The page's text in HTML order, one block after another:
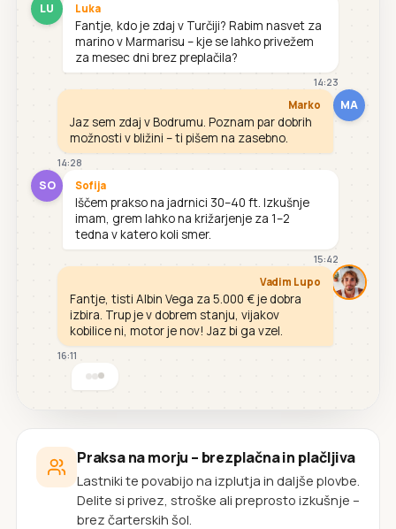
LU Luka
Fantje, kdo je zdaj v Turčiji? Rabim nasvet za
marino v Marmarisu – kje se lahko privežem
za mesec dni brez preplačila?
14:23
MA
Marko
Jaz sem zdaj v Bodrumu. Poznam par dobrih
možnosti v bližini – ti pišem na zasebno.
14:28
SO Sofija
Iščem prakso na jadrnici 30–40 ft. Izkušnje
imam, grem lahko na križarjenje za 1–2
tedna v katero koli smer.
15:42
Vadim Lupo
Fantje, tisti Albin Vega za 5.000 € je dobra
izbira. Trup je v dobrem stanju, vijakov
kobilice ni, motor je nov! Jaz bi ga vzel.
16:11
Praksa na morju – brezplačna in plačljiva
Lastniki te povabijo na izplutja in daljše plovbe.
Delite si privez, stroške ali preprosto izkušnje –
brez čarterskih šol.